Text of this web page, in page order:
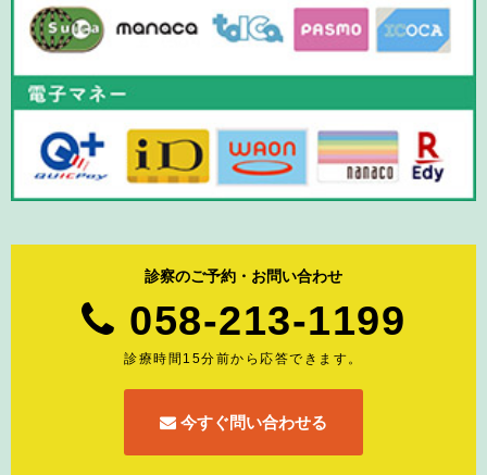
診察のご予約・お問い合わせ
058-213-1199
診療時間15分前から応答できます。
今すぐ問い合わせる